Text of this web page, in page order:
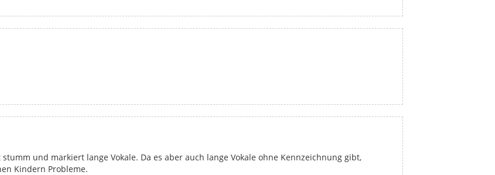
und markiert lange Vokale. Da es aber auch lange Vokale ohne Kennzeichnung gibt,
Kindern Probleme.